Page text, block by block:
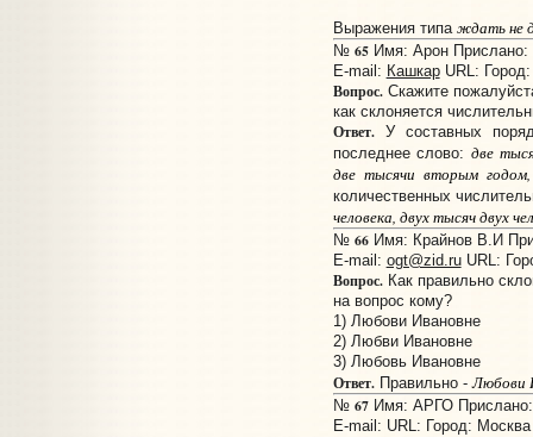
Выражения типа ждать не
№ 65Имя: Арон Прислано:
E-mail: КашкарURL: Город:
Вопрос.Скажите
как склоняется
Ответ.У составных
последнее слово:две
две тысячи вторым
количественных
человека, двух тысяч двух
№ 66Имя: Крайнов В.И
E-mail: ogt@zid.ruURL:
Вопрос.Как правильно
на вопрос кому?
1) Любови Ивановне
2) Любви Ивановне
3) Любовь Ивановне
Ответ.Правильно -Любови
№ 67Имя: АРГО Прислано:
E-mail: URL: Город: Москва